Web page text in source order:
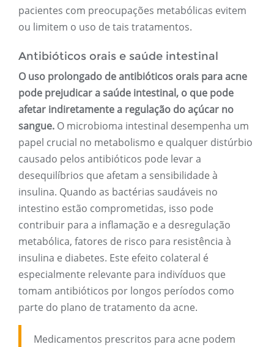
pacientes com preocupações metabólicas evitem
ou limitem o uso de tais tratamentos.
Antibióticos orais e saúde intestinal
O uso prolongado de antibióticos orais para acne
pode prejudicar a saúde intestinal, o que pode
afetar indiretamente a regulação do açúcar no
sangue. O microbioma intestinal desempenha um
papel crucial no metabolismo e qualquer distúrbio
causado pelos antibióticos pode levar a
desequilíbrios que afetam a sensibilidade à
insulina. Quando as bactérias saudáveis ​​no
intestino estão comprometidas, isso pode
contribuir para a inflamação e a desregulação
metabólica, fatores de risco para resistência à
insulina e diabetes. Este efeito colateral é
especialmente relevante para indivíduos que
tomam antibióticos por longos períodos como
parte do plano de tratamento da acne.
Medicamentos prescritos para acne podem